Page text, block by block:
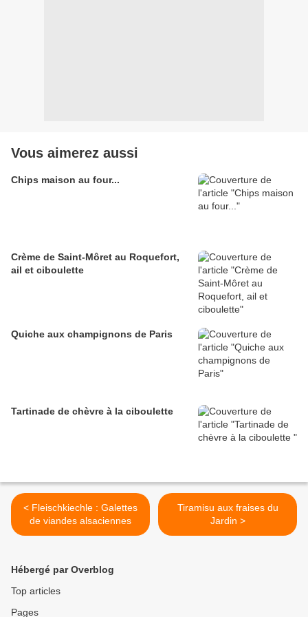
Vous aimerez aussi
Chips maison au four...
Crème de Saint-Môret au Roquefort,
ail et ciboulette
Quiche aux champignons de Paris
Tartinade de chèvre à la ciboulette
< Fleischkiechle : Galettes
de viandes alsaciennes
Tiramisu aux fraises du
Jardin >
Hébergé par Overblog
Top articles
Pages